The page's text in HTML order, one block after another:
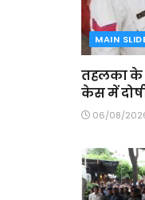
MAIN
तहलका के
केस में
06/08/